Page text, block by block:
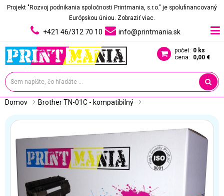
Projekt "Rozvoj podnikania spoločnosti Printmania, s.r.o." je spolufinancovaný
Európskou úniou. Zobraziť viac.
+421 46/312 70 10 info@printmania.sk
počet: 0 ks
cena: 0,00 €
Domov Brother TN-01C - kompatibilný